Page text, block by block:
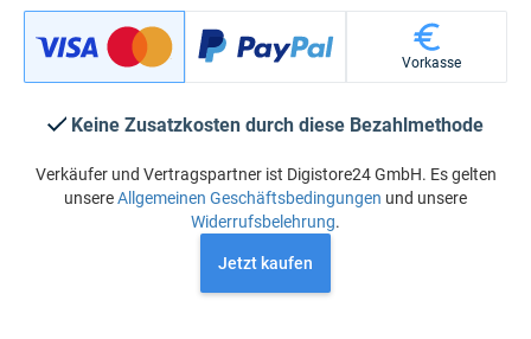
Vorkasse
Keine Zusatzkosten durch diese Bezahlmethode
Verkäufer und Vertragspartner ist Digistore24 GmbH. Es gelten
unsereAllgemeinen Geschäftsbedingungen und unsere
Widerrufsbelehrung.
Jetzt kaufen